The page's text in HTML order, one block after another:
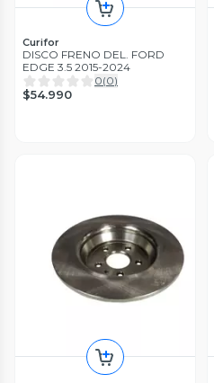
Curifor
DISCO FRENO DEL. FORD
EDGE 3.5 2015-2024
0(0)
$54.990